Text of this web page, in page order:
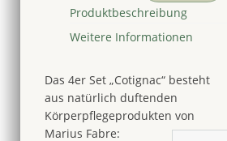
Pflegeprodukten
Produktbeschreibung
Weitere Informationen
Das 4er Set „Cotignac“ besteht
aus natürlich duftenden
Körperpflegeprodukten von
Marius Fabre: